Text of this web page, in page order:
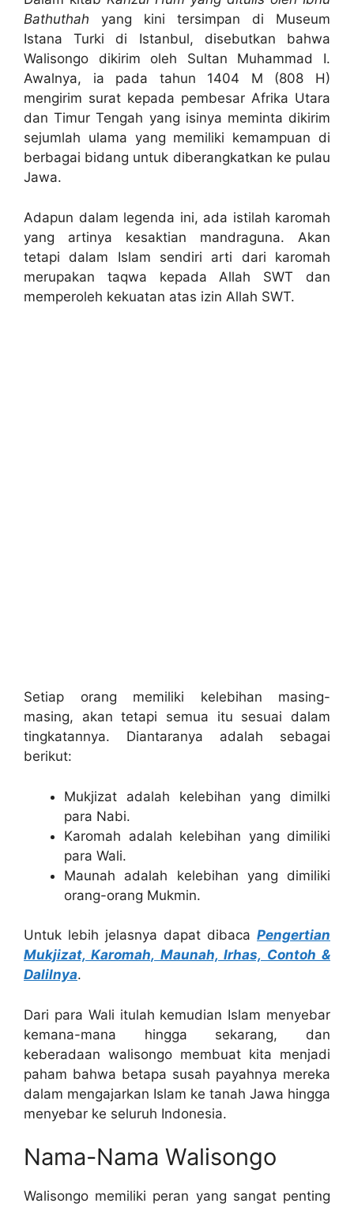
Bathuthah yang kini tersimpan di Museum
Istana Turki di Istanbul, disebutkan bahwa
Walisongo dikirim oleh Sultan Muhammad I.
Awalnya, ia pada tahun 1404 M (808 H)
mengirim surat kepada pembesar Afrika Utara
dan Timur Tengah yang isinya meminta dikirim
sejumlah ulama yang memiliki kemampuan di
berbagai bidang untuk diberangkatkan ke pulau
Jawa.
Adapun dalam legenda ini, ada istilah karomah
yang artinya kesaktian mandraguna. Akan
tetapi dalam Islam sendiri arti dari karomah
merupakan taqwa kepada Allah SWT dan
memperoleh kekuatan atas izin Allah SWT.
Setiap orang memiliki kelebihan masing-
masing, akan tetapi semua itu sesuai dalam
tingkatannya. Diantaranya adalah sebagai
berikut:
Mukjizat adalah kelebihan yang dimilki
para Nabi.
Karomah adalah kelebihan yang dimiliki
para Wali.
Maunah adalah kelebihan yang dimiliki
orang-orang Mukmin.
Untuk lebih jelasnya dapat dibaca Pengertian
Mukjizat, Karomah, Maunah, Irhas, Contoh &
Dalilnya.
Dari para Wali itulah kemudian Islam menyebar
kemana-mana hingga sekarang, dan
keberadaan walisongo membuat kita menjadi
paham bahwa betapa susah payahnya mereka
dalam mengajarkan Islam ke tanah Jawa hingga
menyebar ke seluruh Indonesia.
Nama-Nama Walisongo
Walisongo memiliki peran yang sangat penting